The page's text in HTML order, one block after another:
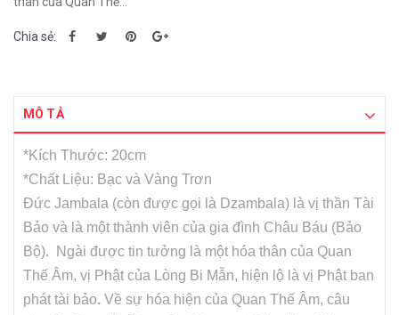
Chia sẻ:
MÔ TẢ
*Kích Thước: 20cm
*Chất Liệu: Bạc và Vàng Trơn
Đức Jambala (còn được gọi là Dzambala) là vị thần Tài
Bảo và là một thành viên của gia đình Châu Báu (Bảo
Bộ). Ngài được tin tưởng là một hóa thân của Quan
Thế Âm, vị Phật của Lòng Bi Mẫn, hiện lộ là vị Phật ban
phát tài bảo. Về sự hóa hiện của Quan Thế Âm, câu